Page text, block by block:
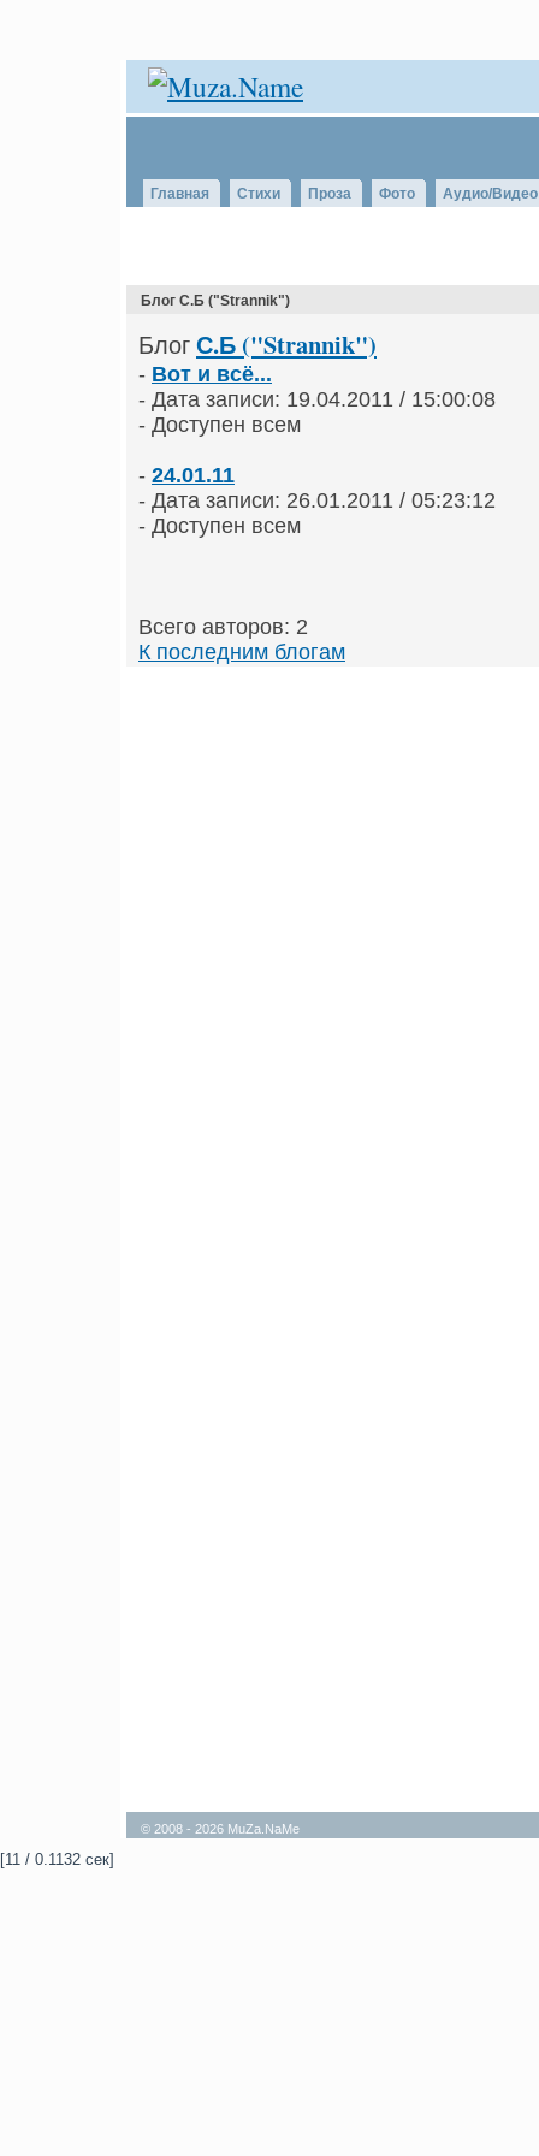
Главная Стихи Проза Фото Аудио/Видео
Блог С.Б ("Strannik")
БлогС.Б ("Strannik")
- Вот и всё...
- Дата записи: 19.04.2011 / 15:00:08
- Доступен всем
- 24.01.11
- Дата записи: 26.01.2011 / 05:23:12
- Доступен всем
Всего авторов: 2
К последним блогам
© 2008 - 2026 MuZa.NaMe
[11 / 0.1132 сек]